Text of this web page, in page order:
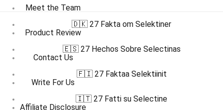
Meet the Team
Product Review
Contact Us
Write For Us
Affiliate Disclosure
🇩🇰 27 Fakta om Selektiner
🇪🇸 27 Hechos Sobre Selectinas
🇫🇮 27 Faktaa Selektiinit
🇮🇹 27 Fatti su Selectine